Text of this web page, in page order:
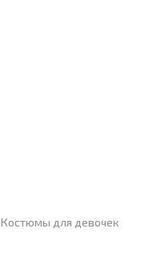
Костюмы для девочек